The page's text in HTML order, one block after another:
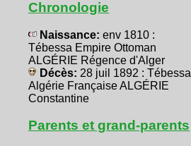
Chronologie
Naissance: env 1810 :
Tébessa Empire Ottoman
ALGÉRIE Régence d'Alger
Décès: 28 juil 1892 : Tébessa
Algérie Française ALGÉRIE
Constantine
Parents et grand-parents